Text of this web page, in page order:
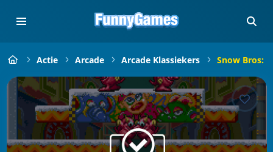
Actie Arcade Arcade Klassiekers Snow Bros: